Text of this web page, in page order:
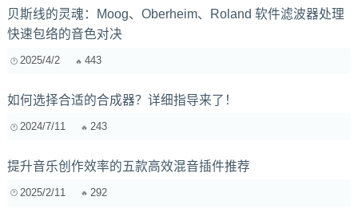
贝斯线的灵魂：Moog、Oberheim、Roland 软件滤波器处理
快速包络的音色对决
2025/4/2 443
如何选择合适的合成器？详细指导来了！
2024/7/11 243
提升音乐创作效率的五款高效混音插件推荐
2025/2/11 292